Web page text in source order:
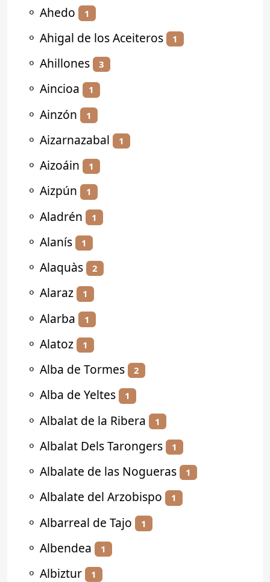
⚬ Ahedo 1
⚬ Ahigal de los Aceiteros 1
⚬ Ahillones 3
⚬ Aincioa 1
⚬ Ainzón 1
⚬ Aizarnazabal 1
⚬ Aizoáin 1
⚬ Aizpún 1
⚬ Aladrén 1
⚬ Alanís 1
⚬ Alaquàs 2
⚬ Alaraz 1
⚬ Alarba 1
⚬ Alatoz 1
⚬ Alba de Tormes 2
⚬ Alba de Yeltes 1
⚬ Albalat de la Ribera 1
⚬ Albalat Dels Tarongers 1
⚬ Albalate de las Nogueras 1
⚬ Albalate del Arzobispo 1
⚬ Albarreal de Tajo 1
⚬ Albendea 1
⚬ Albiztur 1